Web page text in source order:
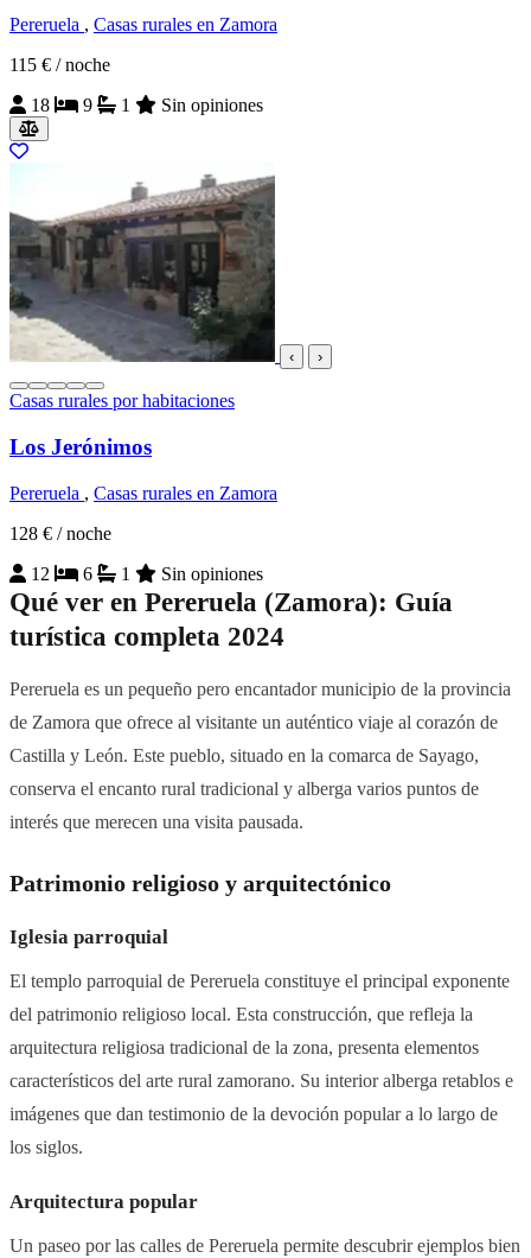
Pereruela , Casas rurales en Zamora
115 € / noche
18
9 1 Sin opiniones
‹ ›
Casas rurales por habitaciones
Los Jerónimos
Pereruela , Casas rurales en Zamora
128 € / noche
12
6 1 Sin opiniones
Qué ver en Pereruela (Zamora): Guía
turística completa 2024
Pereruela es un pequeño pero encantador municipio de la provincia
de Zamora que ofrece al visitante un auténtico viaje al corazón de
Castilla y León. Este pueblo, situado en la comarca de Sayago,
conserva el encanto rural tradicional y alberga varios puntos de
interés que merecen una visita pausada.
Patrimonio religioso y arquitectónico
Iglesia parroquial
El templo parroquial de Pereruela constituye el principal exponente
del patrimonio religioso local. Esta construcción, que refleja la
arquitectura religiosa tradicional de la zona, presenta elementos
característicos del arte rural zamorano. Su interior alberga retablos e
imágenes que dan testimonio de la devoción popular a lo largo de
los siglos.
Arquitectura popular
Un paseo por las calles de Pereruela permite descubrir ejemplos bien